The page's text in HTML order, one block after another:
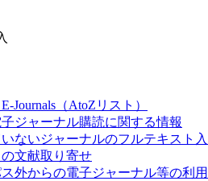
Journals（AtoZリスト）
ジャーナル購読に関する情報
ないジャーナルのフルテキスト
文献取り寄せ
外からの電子ジャーナル等の利用